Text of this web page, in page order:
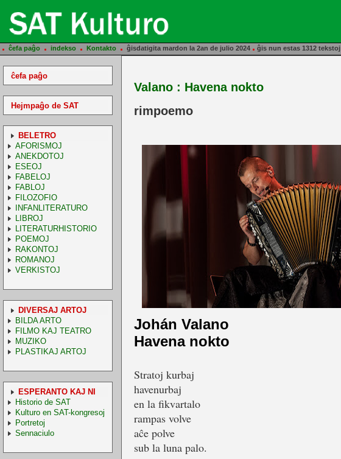
. ĉefa paĝo . indekso . Kontakto . ĝisdatigita mardon la 2an de julio 2024 . ĝis nun estas 1312 tekstoj
ĉefa paĝo
Hejmpaĝo de SAT
BELETRO
AFORISMOJ
ANEKDOTOJ
ESEOJ
FABELOJ
FABLOJ
FILOZOFIO
INFANLITERATURO
LIBROJ
LITERATURHISTORIO
POEMOJ
RAKONTOJ
ROMANOJ
VERKISTOJ
DIVERSAJ ARTOJ
BILDA ARTO
FILMO KAJ TEATRO
MUZIKO
PLASTIKAJ ARTOJ
ESPERANTO KAJ NI
Historio de SAT
Kulturo en SAT-kongresoj
Portretoj
Sennaciulo
Valano : Havena nokto
rimpoemo
Johán Valano
Havena nokto
Stratoj kurbaj
havenurbaj
en la fikvartalo
rampas volve
aĉe polve
sub la luna palo.